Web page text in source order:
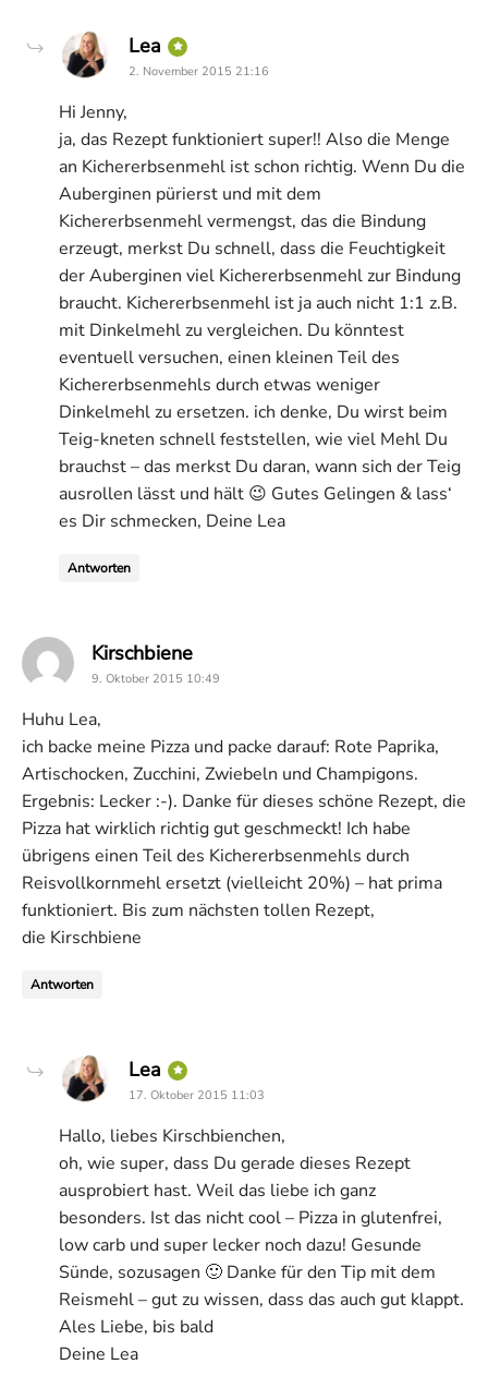
Lea says:
2. November 2015 21:16
Hi Jenny,
ja, das Rezept funktioniert super!! Also die Menge
an Kichererbsenmehl ist schon richtig. Wenn Du die
Auberginen pürierst und mit dem
Kichererbsenmehl vermengst, das die Bindung
erzeugt, merkst Du schnell, dass die Feuchtigkeit
der Auberginen viel Kichererbsenmehl zur Bindung
braucht. Kichererbsenmehl ist ja auch nicht 1:1 z.B.
mit Dinkelmehl zu vergleichen. Du könntest
eventuell versuchen, einen kleinen Teil des
Kichererbsenmehls durch etwas weniger
Dinkelmehl zu ersetzen. ich denke, Du wirst beim
Teig-kneten schnell feststellen, wie viel Mehl Du
brauchst – das merkst Du daran, wann sich der Teig
ausrollen lässt und hält 😉 Gutes Gelingen & lass‘
es Dir schmecken, Deine Lea
Antworten
Kirschbienesays:
9. Oktober 2015 10:49
Huhu Lea,
ich backe meine Pizza und packe darauf: Rote Paprika,
Artischocken, Zucchini, Zwiebeln und Champigons.
Ergebnis: Lecker :-). Danke für dieses schöne Rezept, die
Pizza hat wirklich richtig gut geschmeckt! Ich habe
übrigens einen Teil des Kichererbsenmehls durch
Reisvollkornmehl ersetzt (vielleicht 20%) – hat prima
funktioniert. Bis zum nächsten tollen Rezept,
die Kirschbiene
Antworten
Lea says:
17. Oktober 2015 11:03
Hallo, liebes Kirschbienchen,
oh, wie super, dass Du gerade dieses Rezept
ausprobiert hast. Weil das liebe ich ganz
besonders. Ist das nicht cool – Pizza in glutenfrei,
low carb und super lecker noch dazu! Gesunde
Sünde, sozusagen 🙂 Danke für den Tip mit dem
Reismehl – gut zu wissen, dass das auch gut klappt.
Ales Liebe, bis bald
Deine Lea